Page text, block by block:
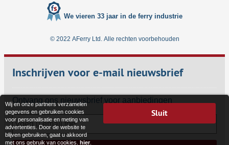
We vieren 33 jaar in de ferry industrie
© 2022 AFerry Ltd. Alle rechten voorbehouden
Inschrijven voor e-mail nieuwsbrief
Ontvang ons nieuwsbrief voor aanbiedingen
Wij en onze partners verzamelen
gegevens en gebruiken cookies
voor personalisatie en meting van
advertenties. Door de website te
blijven gebruiken, gaat u akkoord
met ons gebruik van cookies. hier.
Sluit